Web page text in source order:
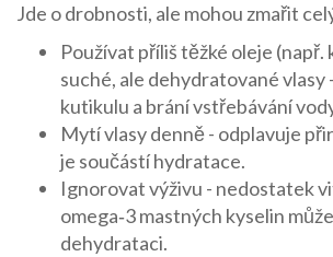
Jde o drobnosti, ale mohou zmařit
Používat příliš těžké oleje (např.
suché, ale dehydratované vlasy
kutikulu a brání vstřebávání
Mytí vlasy denně - odplavuje
je součástí hydratace.
Ignorovat výživu - nedostatek
omega‑3 mastných kyselin
dehydrataci.